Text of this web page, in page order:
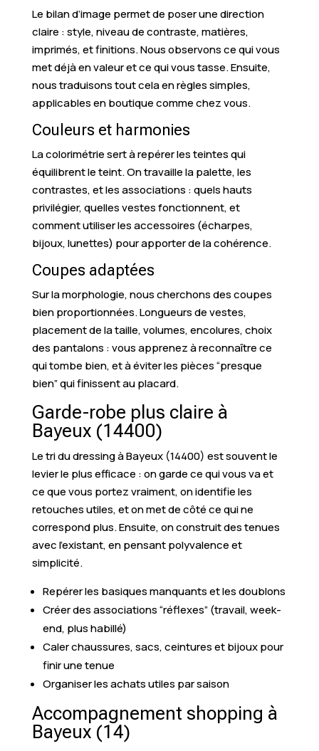
Le bilan d’image permet de poser une direction
claire : style, niveau de contraste, matières,
imprimés, et finitions. Nous observons ce qui vous
met déjà en valeur et ce qui vous tasse. Ensuite,
nous traduisons tout cela en règles simples,
applicables en boutique comme chez vous.
Couleurs et harmonies
La colorimétrie sert à repérer les teintes qui
équilibrent le teint. On travaille la palette, les
contrastes, et les associations : quels hauts
privilégier, quelles vestes fonctionnent, et
comment utiliser les accessoires (écharpes,
bijoux, lunettes) pour apporter de la cohérence.
Coupes adaptées
Sur la morphologie, nous cherchons des coupes
bien proportionnées. Longueurs de vestes,
placement de la taille, volumes, encolures, choix
des pantalons : vous apprenez à reconnaître ce
qui tombe bien, et à éviter les pièces “presque
bien” qui finissent au placard.
Garde-robe plus claire à
Bayeux (14400)
Le tri du dressing à Bayeux (14400) est souvent le
levier le plus efficace : on garde ce qui vous va et
ce que vous portez vraiment, on identifie les
retouches utiles, et on met de côté ce qui ne
correspond plus. Ensuite, on construit des tenues
avec l’existant, en pensant polyvalence et
simplicité.
Repérer les basiques manquants et les doublons
Créer des associations “réflexes” (travail, week-
end, plus habillé)
Caler chaussures, sacs, ceintures et bijoux pour
finir une tenue
Organiser les achats utiles par saison
Accompagnement shopping à
Bayeux (14)